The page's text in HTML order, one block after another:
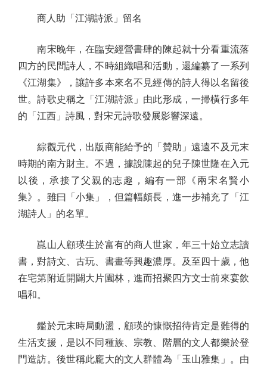
商人助「江湖詩派」留名
南宋晚年，在臨安經營書肆的陳起就十分看重流落
四方的民間詩人，不時組織唱和活動，還編纂了一系列
《江湖集》，讓許多本來名不見經傳的詩人得以名留後
世。詩歌史稱之「江湖詩派」由此形成，一掃橫行多年
的「江西」詩風，對宋元詩歌發展影響深遠。
綜觀元代，出版商能給予的「贊助」遠遠不及元末
時期的南方財主。不過，據說陳起的兒子陳世隆在入元
以後，承接了父親的志趣，編有一部《兩宋名賢小
集》。雖曰「小集」，但篇幅頗長，進一步補充了「江
湖詩人」的名單。
崑山人顧瑛生於富有的商人世家，年三十始立志讀
書，對詩文、古玩、書畫等興趣濃厚。及至四十歲，他
在宅第附近開闢大片園林，進而招聚四方文士前來宴飲
唱和。
鑑於元末時局動盪，顧瑛的慷慨招待肯定是難得的
生活支援，是以不同種族、宗教、階層的文人都樂於登
門造訪。後世稱此龐大的文人群體為「玉山雅集」。由